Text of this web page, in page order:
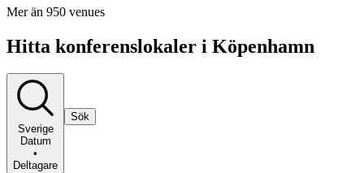
Mer än 950 venues
Hitta konferenslokaler i Köpenhamn
Sverige
Datum
•
Deltagare
Sök